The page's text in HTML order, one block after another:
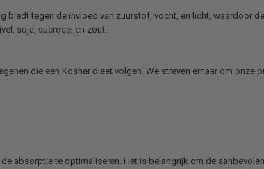
tegen de invloed van zuurstof, vocht, en licht, waardoor
soja, sucrose, en zout.
die een Kosher dieet volgen. We streven ernaar om onze
absorptie te optimaliseren. Het is belangrijk om de